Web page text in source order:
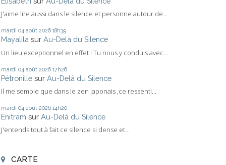
J'aime lire aussi dans le silence et personne autour de...
mardi 04 août 2026 18h39
Mayalila sur Au-Delà du Silence
Un lieu exceptionnel en effet ! Tu nous y conduis avec...
mardi 04 août 2026 17h26
Pétronille sur Au-Delà du Silence
Il me semble que dans le zen japonais ,ce ressenti...
mardi 04 août 2026 14h20
Enitram sur Au-Delà du Silence
J'entends tout à fait ce silence si dense et...
CARTE